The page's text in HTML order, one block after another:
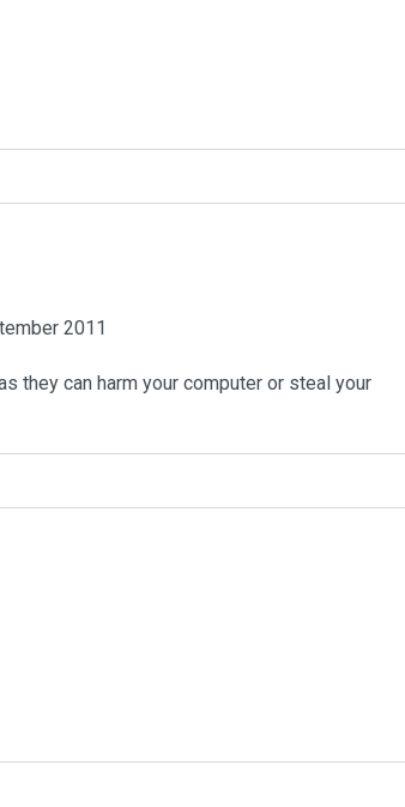
2011
they can harm your computer or steal your